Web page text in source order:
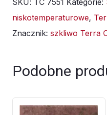
7551/TC
2051
Biała
-
niskotemperaturowe,
Znacznik: szkliwo Terra
Podobne